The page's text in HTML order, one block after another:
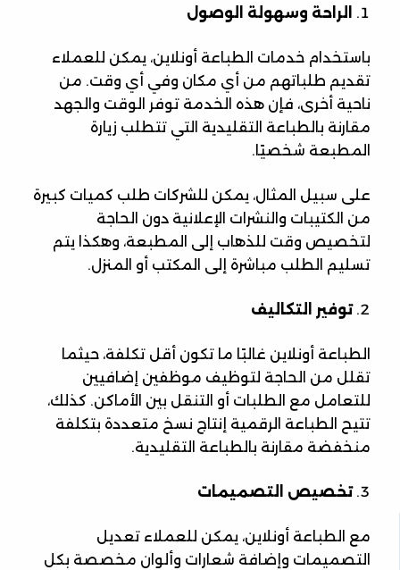
الراحة وسهولة الوصول
باستخدام خدمات الطباعة أونلاين، يمكن للعملاء
تقديم طلباتهم من أي مكان وفي أي وقت. من
ناحية أخرى، فإن هذه الخدمة توفر الوقت والجهد
مقارنة بالطباعة التقليدية التي تتطلب زيارة
المطبعة شخصيًا.
على سبيل المثال، يمكن للشركات طلب كميات كبيرة
من الكتيبات والنشرات الإعلانية دون الحاجة
لتخصيص وقت للذهاب إلى المطبعة، وهكذا يتم
تسليم الطلب مباشرة إلى المكتب أو المنزل.
توفير التكاليف
الطباعة أونلاين غالبًا ما تكون أقل تكلفة، حيثما
تقلل من الحاجة لتوظيف موظفين إضافيين
للتعامل مع الطلبات أو التنقل بين الأماكن. كذلك،
تتيح الطباعة الرقمية إنتاج نسخ متعددة بتكلفة
منخفضة مقارنة بالطباعة التقليدية.
تخصيص التصميمات
مع الطباعة أونلاين، يمكن للعملاء تعديل
التصميمات وإضافة شعارات وألوان مخصصة بكل